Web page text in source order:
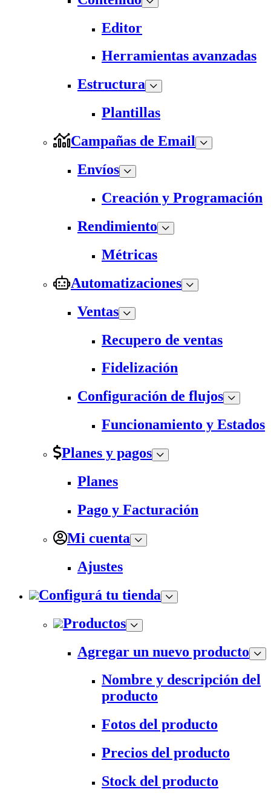
Editor
Herramientas avanzadas
Estructura
Plantillas
Campañas de Email
Envíos
Creación y Programación
Rendimiento
Métricas
Automatizaciones
Ventas
Recupero de ventas
Fidelización
Configuración de flujos
Funcionamiento y Estados
Planes y pagos
Planes
Pago y Facturación
Mi cuenta
Ajustes
Configurá tu tienda
Productos
Agregar un nuevo producto
Nombre y descripción del
producto
Fotos del producto
Precios del producto
Stock del producto